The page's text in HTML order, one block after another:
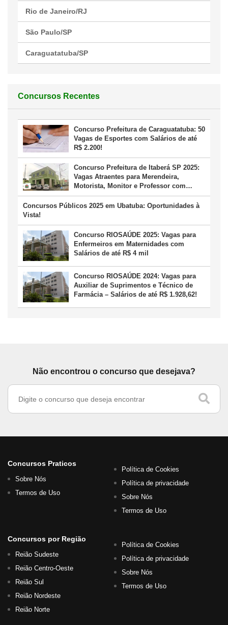
Rio de Janeiro/RJ
São Paulo/SP
Caraguatatuba/SP
Concursos Recentes
Concurso Prefeitura de Caraguatatuba: 50
Vagas de Esportes com Salários de até
R$ 2.200!
Concurso Prefeitura de Itaberá SP 2025:
Vagas Atraentes para Merendeira,
Motorista, Monitor e Professor com
Salários de até R$ 3,6 Mil
Concursos Públicos 2025 em Ubatuba: Oportunidades à
Vista!
Concurso RIOSAÚDE 2025: Vagas para
Enfermeiros em Maternidades com
Salários de até R$ 4 mil
Concurso RIOSAÚDE 2024: Vagas para
Auxiliar de Suprimentos e Técnico de
Farmácia – Salários de até R$ 1.928,62!
Não encontrou o concurso que desejava?
Concursos Praticos
Sobre Nós
Termos de Uso
Política de Cookies
Política de privacidade
Sobre Nós
Termos de Uso
Concursos por Região
Reião Sudeste
Reião Centro-Oeste
Reião Sul
Reião Nordeste
Reião Norte
Política de Cookies
Política de privacidade
Sobre Nós
Termos de Uso